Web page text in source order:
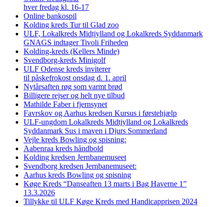
hver fredag kl. 16-17
Online bankospil
Kolding kreds Tur til Glad zoo
ULF, Lokalkreds Midtjylland og Lokalkreds Syddanmark
GNAGS indtager Tivoli Friheden
Kolding-kreds (Kellers Minde)
Svendborg-kreds Minigolf
ULF Odense kreds inviterer
til påskefrokost onsdag d. 1. april
Nytårsaften røg som varmt brød
Billigere rejser og helt nye tilbud
Mathilde Faber i fjernsynet
Favrskov og Aarhus kredsen Kursus i førstehjælp
ULF-ungdom Lokalkreds Midtjylland og Lokalkreds
Syddanmark Sus i maven i Djurs Sommerland
Vejle kreds Bowling og spisning:
Aabenraa kreds håndbold
Kolding kredsen Jernbanemuseet
Svendborg kredsen Jernbanemuseet:
Aarhus kreds Bowling og spisning
Køge Kreds “Danseaften 13 marts i Bag Haverne 1”
13.3.2026
Tillykke til ULF Køge Kreds med Handicapprisen 2024